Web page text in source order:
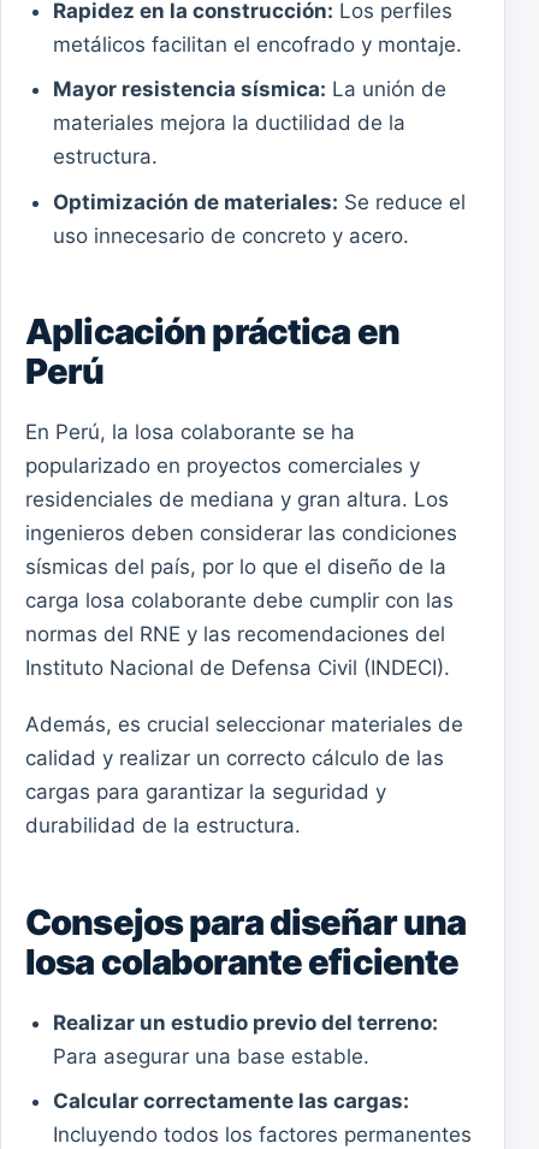
Rapidez en la construcción: Los perfiles
metálicos facilitan el encofrado y montaje.
Mayor resistencia sísmica: La unión de
materiales mejora la ductilidad de la
estructura.
Optimización de materiales: Se reduce el
uso innecesario de concreto y acero.
Aplicación práctica en
Perú
En Perú, la losa colaborante se ha
popularizado en proyectos comerciales y
residenciales de mediana y gran altura. Los
ingenieros deben considerar las condiciones
sísmicas del país, por lo que el diseño de la
carga losa colaborante debe cumplir con las
normas del RNE y las recomendaciones del
Instituto Nacional de Defensa Civil (INDECI).
Además, es crucial seleccionar materiales de
calidad y realizar un correcto cálculo de las
cargas para garantizar la seguridad y
durabilidad de la estructura.
Consejos para diseñar una
losa colaborante eficiente
Realizar un estudio previo del terreno:
Para asegurar una base estable.
Calcular correctamente las cargas:
Incluyendo todos los factores permanentes